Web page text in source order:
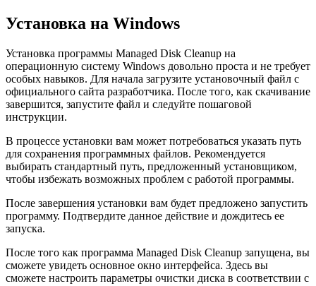
Установка на Windows
Установка программы Managed Disk Cleanup на
операционную систему Windows довольно проста и не требует
особых навыков. Для начала загрузите установочный файл с
официального сайта разработчика. После того, как скачивание
завершится, запустите файл и следуйте пошаговой
инструкции.
В процессе установки вам может потребоваться указать путь
для сохранения программных файлов. Рекомендуется
выбирать стандартный путь, предложенный установщиком,
чтобы избежать возможных проблем с работой программы.
После завершения установки вам будет предложено запустить
программу. Подтвердите данное действие и дождитесь ее
запуска.
После того как программа Managed Disk Cleanup запущена, вы
сможете увидеть основное окно интерфейса. Здесь вы
сможете настроить параметры очистки диска в соответствии с